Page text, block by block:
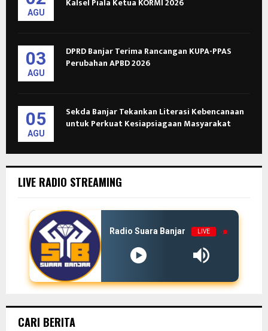
AGU
Kalsel Piala Ketua KORMI 2026
03
AGU
DPRD Banjar Terima Rancangan KUPA-PPAS
Perubahan APBD 2026
05
AGU
Sekda Banjar Tekankan Literasi Kebencanaan
untuk Perkuat Kesiapsiagaan Masyarakat
LIVE RADIO STREAMING
Radio Suara Banjar LIVE
CARI BERITA